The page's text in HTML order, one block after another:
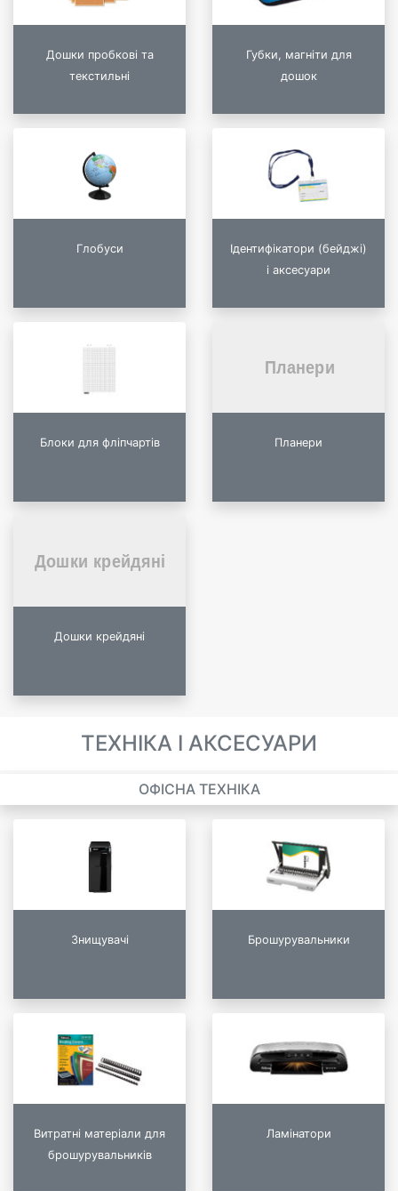
Дошки пробкові та
текстильні
Губки, магніти для
дошок
Глобуси
Ідентифікатори (бейджі)
і аксесуари
Блоки для фліпчартів Планери
Дошки крейдяні
ТЕХНІКА І АКСЕСУАРИ
ОФІСНА ТЕХНІКА
Знищувачі Брошурувальники
Витратні матеріали для
брошурувальників
Ламінатори